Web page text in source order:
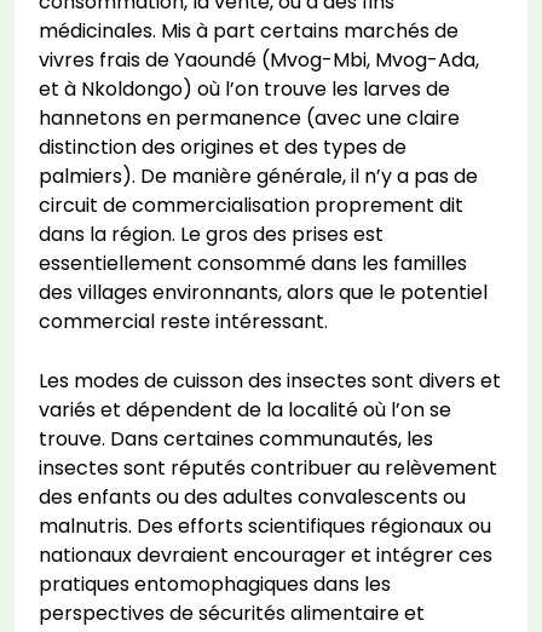
médicinales. Mis à part certains marchés de
vivres frais de Yaoundé (Mvog-Mbi, Mvog-Ada,
et à Nkoldongo) où l’on trouve les larves de
hannetons en permanence (avec une claire
distinction des origines et des types de
palmiers). De manière générale, il n’y a pas de
circuit de commercialisation proprement dit
dans la région. Le gros des prises est
essentiellement consommé dans les familles
des villages environnants, alors que le potentiel
commercial reste intéressant.
Les modes de cuisson des insectes sont divers et
variés et dépendent de la localité où l’on se
trouve. Dans certaines communautés, les
insectes sont réputés contribuer au relèvement
des enfants ou des adultes convalescents ou
malnutris. Des efforts scientifiques régionaux ou
nationaux devraient encourager et intégrer ces
pratiques entomophagiques dans les
perspectives de sécurités alimentaire et